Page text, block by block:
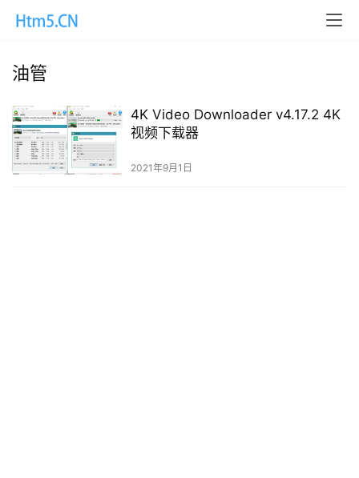
油管
4K Video Downloader v4.17.2 4K
视频下载器
2021年9月1日